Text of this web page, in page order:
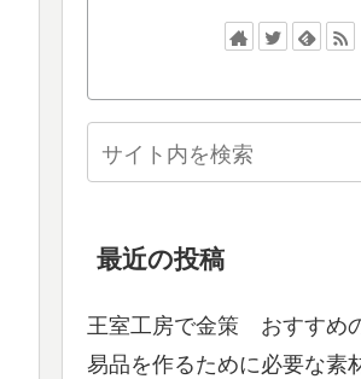
最近の投稿
王室工房で金策 おすすめ
易品を作るために必要な素